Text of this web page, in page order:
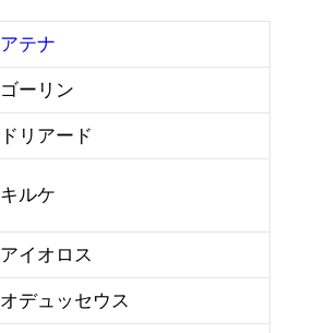
アテナ
ゴーリン
ドリアード
キルケ
アイオロス
オデュッセウス